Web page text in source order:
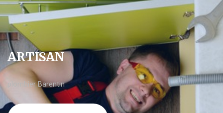
ARTISAN
plombier Barentin